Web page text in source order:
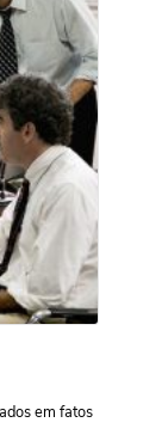
em fatos